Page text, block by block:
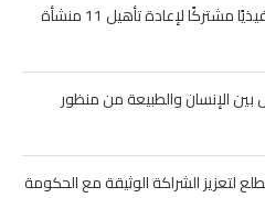
مركز الملك سلمان يوقّع برنامجًا تنفيذيًا مشتركًا لإعادة تأهيل 11 منشأة
بين الإنسان والطبيعة من منظور
لتعزيز الشراكة الوثيقة مع الحكومة